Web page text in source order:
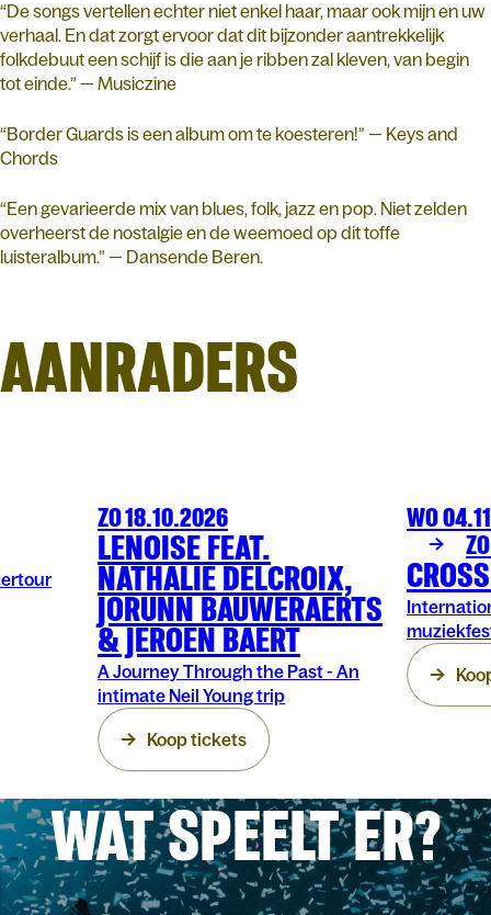
“De songs vertellen echter niet enkel haar, maar ook mijn en uw
verhaal. En dat zorgt ervoor dat dit bijzonder aantrekkelijk
folkdebuut een schijf is die aan je ribben zal kleven, van begin
tot einde.” — Musiczine
“Border Guards is een album om te koesteren!” — Keys and
Chords
“Een gevarieerde mix van blues, folk, jazz en pop. Niet zelden
overheerst de nostalgie en de weemoed op dit toffe
luisteralbum.” — Dansende Beren.
AANRADERS
MUZIEKOLTCLUB
ZO 18.10.2026
LENOISE FEAT.
NATHALIE DELCROIX,
JORUNN BAUWERAERTS
& JEROEN BAERT
A Journey Through the Past - An
intimate Neil Young trip
Koop tickets
FESTIVAL
WO
WAT SPEELT ER?